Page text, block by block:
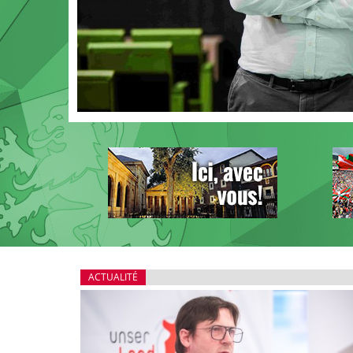
ACTUALITÉ